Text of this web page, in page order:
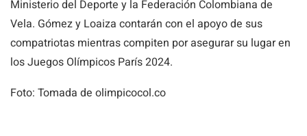
Ministerio del Deporte y la Federación Colombiana de
Vela. Gómez y Loaiza contarán con el apoyo de sus
compatriotas mientras compiten por asegurar su lugar en
los Juegos Olímpicos París 2024.
Foto: Tomada de olimpicocol.co